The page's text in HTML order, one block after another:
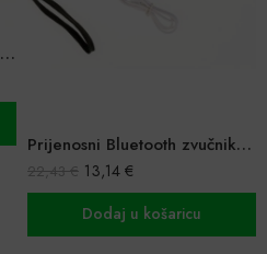
Prijenosni FM/AM radio prijemnik
Prijenosni Bluetooth zvučnik sa punjenjem na solarno
22,43€ 13,14€
Dodaj u košaricu